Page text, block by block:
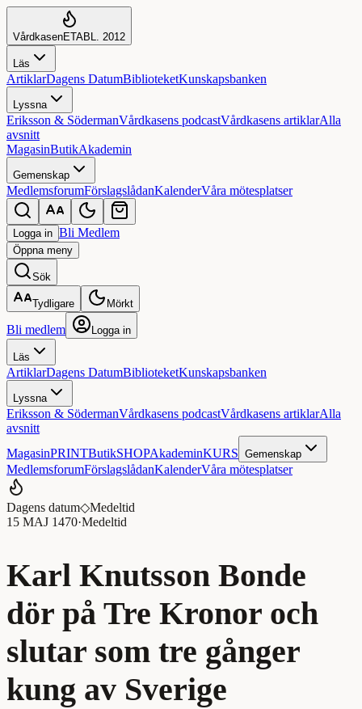
VårdkasenETABL. 2012
Läs
ArtiklarDagens DatumBiblioteketKunskapsbanken
Lyssna
Eriksson & SödermanVårdkasens podcastVårdkasens artiklarAlla
avsnitt
MagasinButikAkademin
Gemenskap
MedlemsforumFörslagslådanKalenderVåra mötesplatser
Logga in Bli Medlem
Öppnameny
Sök
Tydligare Mörkt
Bli medlem Logga in
Läs
ArtiklarDagens DatumBiblioteketKunskapsbanken
Lyssna
Eriksson & SödermanVårdkasens podcastVårdkasens artiklarAlla
avsnitt
MagasinPRINTButikSHOPAkademinKURS Gemenskap
MedlemsforumFörslagslådanKalenderVåra mötesplatser
Dagens datum◇Medeltid
15 MAJ 1470·Medeltid
Karl Knutsson Bonde
dör på Tre Kronor och
slutar som tre gånger
kung av Sverige